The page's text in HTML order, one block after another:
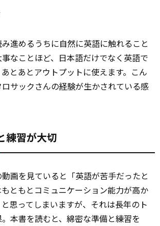
進めるうちに自然に英語に触れること
なことほど、日本語だけでなく英語で
とあとアウトプットに使えます。こん
サックさんの経験が生かされている感
練習が大切
画を見ていると「英語が苦手だったと
ともとコミュニケーション能力が高か
思ってしまいますが、それは長年のト
本書を読むと、綿密な準備と練習を